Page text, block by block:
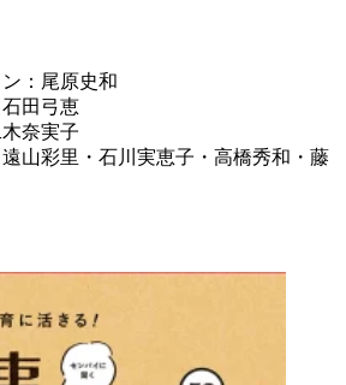
：尾原史和
田弓恵
奈実子
山彩里・石川実恵子・高橋秀和・藤